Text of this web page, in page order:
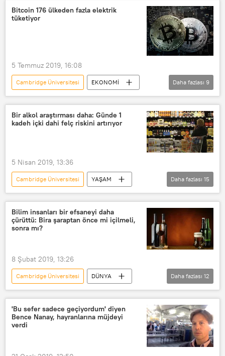
alg
Kar Bilim insanları
Bitcoin 176 ülkeden fazla elektrik
tüketiyor
5 Temmuz 2019, 16:08
Cambridge Üniversitesi
EKONOMİ
Haberler
TÜRKİYE
Bitcoin Elektrik Tüketimi İndex
ABD
İsviçre
Yunanistan
Daha fazlası 9
Bir alkol araştırması daha: Günde 1
kadeh içki dahi felç riskini artırıyor
5 Nisan 2019, 13:36
Cambridge Üniversitesi
YAŞAM
Haberler
DÜNYA
Çin
İngiltere
Iona Millwood
Stephen Burgess
Kevin McConway
Çin Tıp Bilimleri Akademisi
Açık Üniversite
The Lancet
Alkol tüketimi
içki tansiyon
Daha fazlası 15
Bilim insanları bir efsaneyi daha
çürüttü: Bira şaraptan önce mi içilmeli,
sonra mı?
8 Şubat 2019, 13:26
Cambridge Üniversitesi
DÜNYA
YAŞAM
Bilim
Haberler
Kai Hensel
Victoria Forster
Joris Verster
Daha fazlası 12
'Bu sefer sadece geçiyordum' diyen
Bence Nanay, hayranlarına müjdeyi
verdi